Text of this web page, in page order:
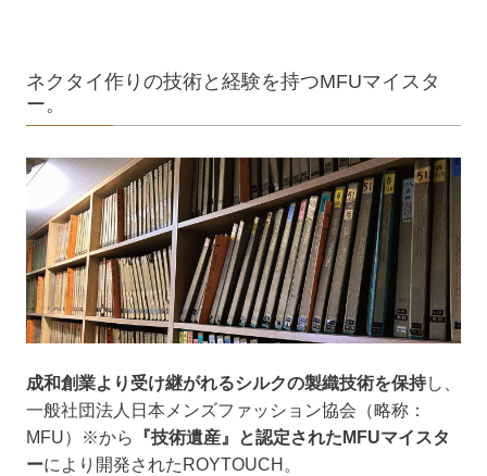
ネクタイ作りの技術と経験を持つMFUマイスタ
ー。
成和創業より受け継がれるシルクの製織技術を保持し、
一般社団法人日本メンズファッション協会（略称：
MFU）※から
『技術遺産』と認定されたMFUマイスタ
ーにより開発されたROYTOUCH。